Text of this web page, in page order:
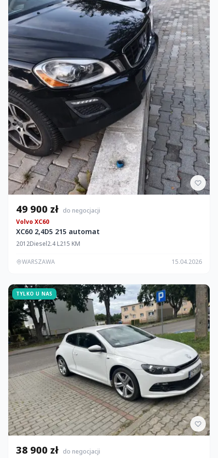
49 900 zł do negocjacji
Volvo XC60
XC60 2,4D5 215 automat
2012Diesel2.4 L215 KM
WARSZAWA 15.04.2026
TYLKO U NAS
38 900 zł do negocjacji